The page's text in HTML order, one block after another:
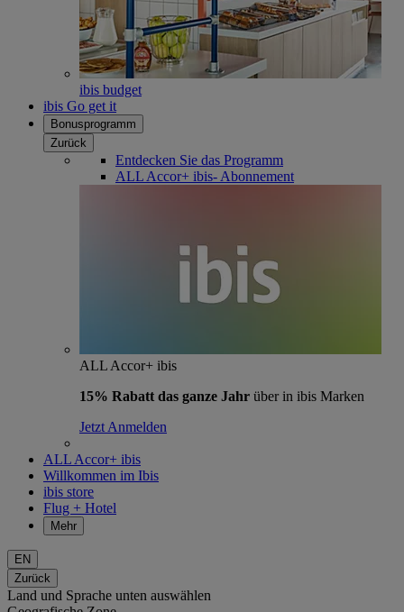
ibis budget
ibis Go get it
Bonusprogramm
Zurück
Entdecken Sie das Programm
ALL Accor+ ibis- Abonnement
ALL Accor+ ibis
15% Rabatt das ganze Jahr über in ibis Marken
Jetzt Anmelden
ALL Accor+ ibis
Willkommen im Ibis
ibis store
Flug + Hotel
Mehr
EN
Zurück
Land und Sprache unten auswählen